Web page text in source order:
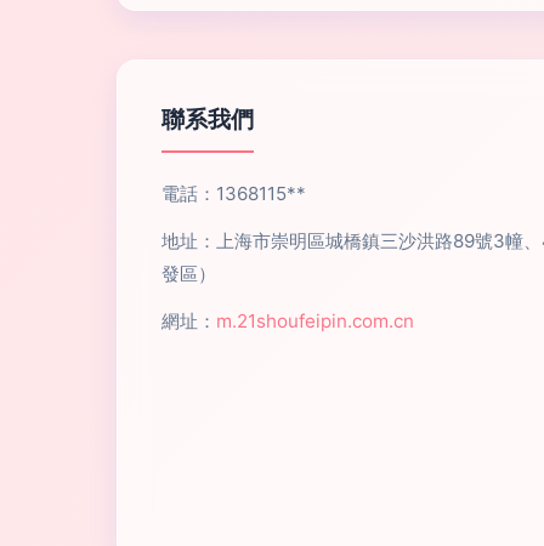
聯系我們
電話：1368115**
地址：上海市崇明區城橋鎮三沙洪路89號3幢
發區）
網址： m.21shoufeipin.com.cn